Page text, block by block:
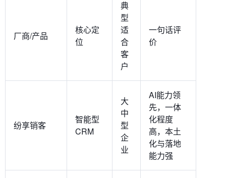
厂商/产品
核心定
位
典
型
适
合
客
户
一句话评
价
纷享销客
智能型
CRM
大
中
型
企
业
AI能力领
先，一体
化程度
高，本土
化与落地
能力强